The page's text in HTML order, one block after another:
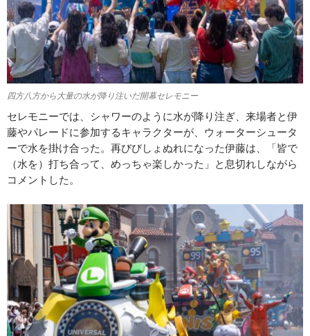
四方八方から大量の水が降り注いだ開幕セレモニー
セレモニーでは、シャワーのように水が降り注ぎ、来場者と伊
藤やパレードに参加するキャラクターが、ウォーターシュータ
ーで水を掛け合った。再びびしょぬれになった伊藤は、「皆で
（水を）打ち合って、めっちゃ楽しかった」と息切れしながら
コメントした。